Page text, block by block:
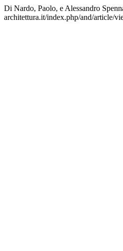
Di Nardo, Paolo, e Alessandro
architettura.it/index.php/and/article/